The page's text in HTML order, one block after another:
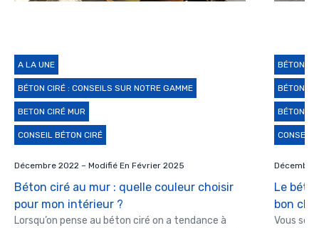
A LA UNE
BÉTON CIRÉ : CONSEILS SUR NOTRE GAMME
BETON CIRÉ MUR
CONSEIL BÉTON CIRÉ
Décembre 2022 – Modifié En Février 2025
Béton ciré au mur : quelle couleur choisir
pour mon intérieur ?
Lorsqu’on pense au béton ciré on a tendance à
BÉTON
BÉTON
BÉTON
CONSEIL
Décembre
Le
bon
Vous